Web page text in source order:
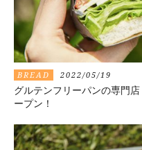
BREAD 2022/05/19
グルテンフリーパンの専門
ープン！